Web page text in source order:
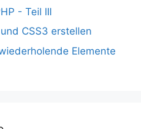
- Teil III
CSS3 erstellen
Elemente